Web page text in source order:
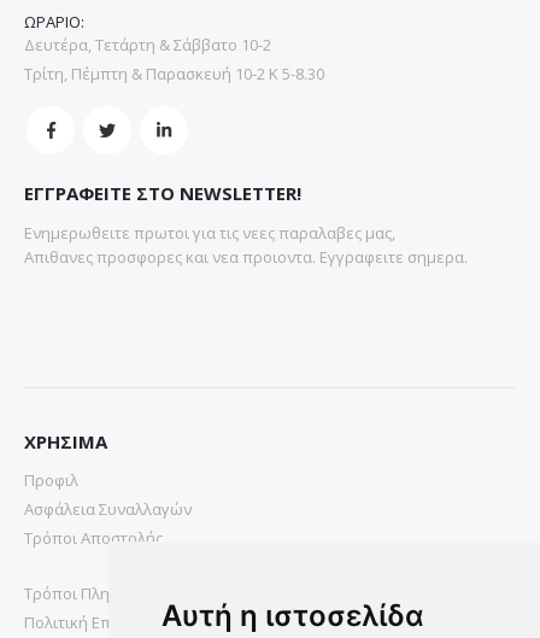
Αυτή η ιστοσελίδα
ΩΡΑΡΙΟ:
Δευτέρα, Τετάρτη & Σάββατο 10-2
Τρίτη, Πέμπτη & Παρασκευή 10-2 Κ 5-8.30
ΕΓΓΡΑΦΕΙΤΕ ΣΤΟ NEWSLETTER!
Ενημερωθειτε πρωτοι για τις νεες παραλαβες μας,
Απιθανες προσφορες και νεα προιοντα. Εγγραφειτε σημερα.
ΧΡΗΣΙΜΑ
Προφιλ
Ασφάλεια Συναλλαγών
Τρόποι Αποστολής
Τρόποι Πληρωμής
Πολιτική Επιστροφών